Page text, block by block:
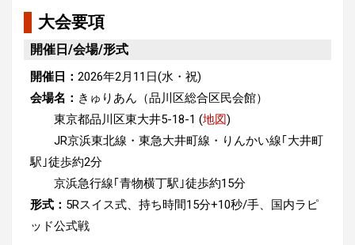
大会要項
開催日/会場/形式
開催日： 2026年2月11日(水・祝)
会場名： きゅりあん（品川区総合区民会館）
東京都品川区東大井5-18-1 (地図)
JR京浜東北線・東急大井町線・りんかい線｢大井町
駅｣徒歩約2分
京浜急行線｢青物横丁駅｣徒歩約15分
形式： 5Rスイス式、持ち時間15分+10秒/手、国内ラピ
ッド公式戦